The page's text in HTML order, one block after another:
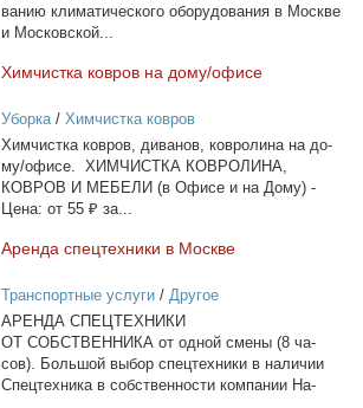
ва­нию кли­ма­ти­че­ско­го обо­ру­до­ва­ния в Москве
и Мос­ков­ской...
Хим­чист­ка ков­ров на до­му/офи­се
Уборка/ Химчистка ковров
Хим­чист­ка ков­ров, ди­ва­нов, ков­ро­ли­на на до­
му/офи­се. ХИМЧИСТКА КОВРОЛИНА,
КОВРОВ И МЕБЕЛИ (в Офи­се и на До­му) -
Це­на: от 55 ₽ за...
Арен­да спец­тех­ни­ки в Москве
Транспортные услуги/ Другое
АРЕНДА СПЕЦТЕХНИКИ
ОТ СОБСТВЕННИКА от од­ной сме­ны (8 ча­
сов). Боль­шой вы­бор спец­тех­ни­ки в на­ли­чии
Спец­тех­ни­ка в соб­ствен­но­сти ком­па­нии На­